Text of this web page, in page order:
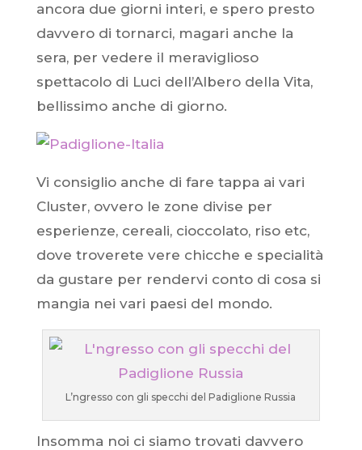
ancora due giorni interi, e spero presto
davvero di tornarci, magari anche la
sera, per vedere il meraviglioso
spettacolo di Luci dell’Albero della Vita,
bellissimo anche di giorno.
Vi consiglio anche di fare tappa ai vari
Cluster, ovvero le zone divise per
esperienze, cereali, cioccolato, riso etc,
dove troverete vere chicche e specialità
da gustare per rendervi conto di cosa si
mangia nei vari paesi del mondo.
L’ngresso con gli specchi del Padiglione Russia
Insomma noi ci siamo trovati davvero